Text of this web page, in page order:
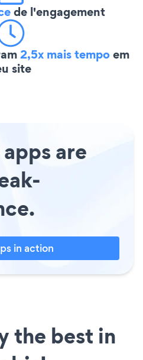
de l'engagement
2,5x mais tempoem
site
are
in action
the best in